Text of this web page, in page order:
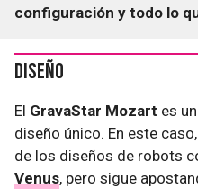
configuración y todo lo
Diseño
El GravaStar Mozart es un
diseño único. En este
de los diseños de robots
Venus, pero sigue